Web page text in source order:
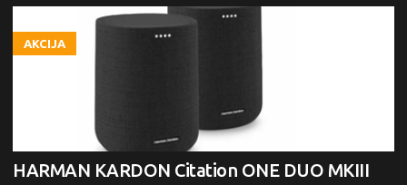
AKCIJA
HARMAN KARDON Citation ONE DUO MKIII